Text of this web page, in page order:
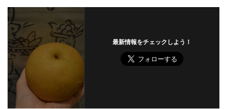
最新情報をチェックしよう！